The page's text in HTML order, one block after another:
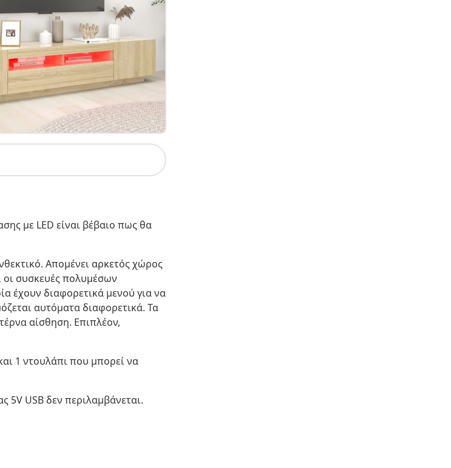
με LED είναι βέβαιο πως θα
Απομένει αρκετός χώρος
οι συσκευές πολυμέσων
έχουν διαφορετικά μενού για να
αυτόματα διαφορετικά. Τα
αίσθηση. Επιπλέον,
1 ντουλάπι που μπορεί να
5V USB δεν περιλαμβάνεται.